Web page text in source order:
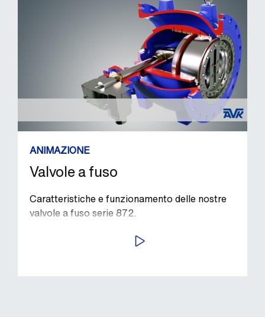
ANIMAZIONE
Valvole a fuso
Caratteristiche e funzionamento delle nostre
valvole a fuso serie 872.
AVVIA